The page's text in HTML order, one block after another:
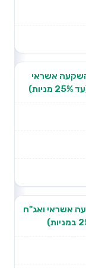
אשראי
אשראי ואג"ח